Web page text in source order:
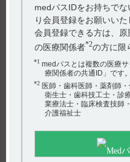
【ジプロフィリン】 作
【ジプロフィリン】 使
【ネオフィリン・注・注
時の対処法について教え
【デタントールR】 服用
か（定期検査の実施など
アンケート:ご意見をお聞かせ
(選択し
送
medパスIDをお持ちで
り会員登録をお願いいた
会員登録できる方は、
の医療関係者*2の方に限
*1 medパスとは複数の医療
療関係者の共通ID」です。
*2 医師・歯科医師・薬剤師
衛生士・歯科技工士・診
業療法士・臨床検査技師
介護福祉士